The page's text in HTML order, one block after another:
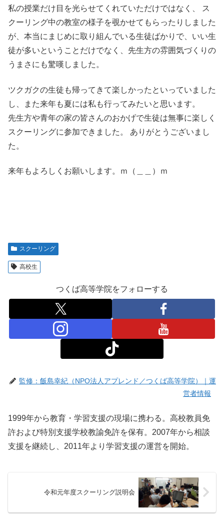
私の授業だけ目を光らせてくれていただけではなく、 ス
クーリング中の教室の様子を覗かせてもらったりしました
が、本当にまじめに取り組んでいる生徒ばかりで、いい生
徒が多いということだけでなく、先生方の雰囲気づくりの
うまさにも驚嘆しました。
ツクガクの生徒も帰ってきて楽しかったといっていました
し、また来年も夏には私も行ってみたいと思います。
先生方や青年の家の皆さんのおかげで生徒は無事に楽しく
スクーリングに参加できました。 ありがとうございまし
た。
来年もよろしくお願いします。ｍ（＿＿）ｍ
スクーリング
高校生
つくば高等学院をフォローする
監修：飯島幸紀（NPO法人アプレンド／つくば高等学院）｜運
営者情報
1999年から教育・学習支援の現場に携わる。高校教員免
許および特別支援学校教諭免許を保有。2007年から相談
支援を継続し、2011年より学習支援の運営を開始。
令和元年度スクーリング説明会